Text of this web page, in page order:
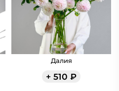
Далия
+ 510 ₽